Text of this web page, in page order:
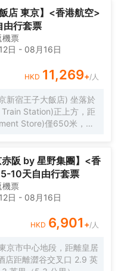
店 東京】<香港航空>
行套票
機票
日 - 08月16日
HKD 11,269+/人
新宿王子大飯店) 坐落於
Station)正上方，距
Store)僅650米，距
為您提供舒適温馨的雅
先進設施和友好的客房
求。為了給你帶來更多
供安排按摩服務和行李
樓設有一間享有城市全
設有酒吧，定能給您帶
憑着優越的位置、完善
東京新宿王子大飯店為
高品質體驗。入住於
份感動。
赤阪 by 星野集團】<香
10天自由行套票
機票
日 - 08月16日
HKD 6,901 +/人
京市中心地段，距離皇居
店距離澀谷交叉口 2.9 英